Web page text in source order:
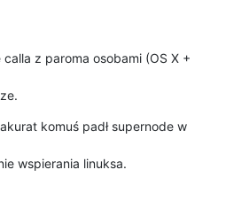
z paroma osobami (OS X +
komuś padł supernode w
wspierania linuksa.